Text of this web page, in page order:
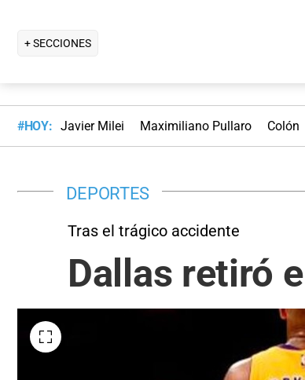
+ SECCIONES
#HOY: Javier Milei Maximiliano Pullaro Colón
DEPORTES
Tras el trágico accidente
Dallas retiró